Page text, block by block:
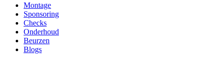
Montage
Sponsoring
Checks
Onderhoud
Beurzen
Blogs